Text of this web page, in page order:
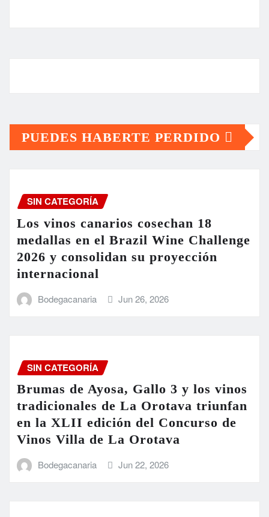
PUEDES HABERTE PERDIDO
SIN CATEGORÍA
Los vinos canarios cosechan 18
medallas en el Brazil Wine Challenge
2026 y consolidan su proyección
internacional
Bodegacanaria Jun 26, 2026
SIN CATEGORÍA
Brumas de Ayosa, Gallo 3 y los vinos
tradicionales de La Orotava triunfan
en la XLII edición del Concurso de
Vinos Villa de La Orotava
Bodegacanaria Jun 22, 2026